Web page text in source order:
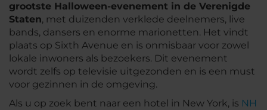
grootste Halloween-evenement in de Verenigde
Staten, met duizenden verklede deelnemers, live
bands, dansers en enorme marionetten. Het vindt
plaats op Sixth Avenue en is onmisbaar voor zowel
lokale inwoners als bezoekers. Dit evenement
wordt zelfs op televisie uitgezonden en is een must
voor gezinnen in de omgeving.
Als u op zoek bent naar een hotel in New York, is NH